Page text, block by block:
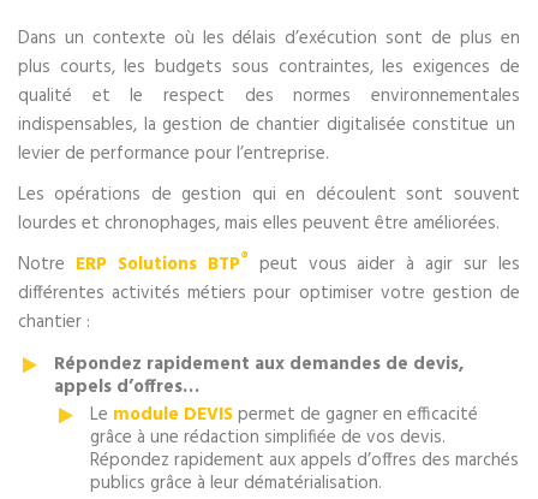
Dans un contexte où les délais d’exécution sont de plus en
plus courts, les budgets sous contraintes, les exigences de
qualité et le respect des normes environnementales
indispensables, la gestion de chantier digitalisée constitue un
levier de performance pour l’entreprise.
Les opérations de gestion qui en découlent sont souvent
lourdes et chronophages, mais elles peuvent être améliorées.
Notre ERP Solutions BTP® peut vous aider à agir sur les
différentes activités métiers pour optimiser votre gestion de
chantier :
Répondez rapidement aux demandes de devis,
appels d’offres…
Le module DEVISpermet de gagner en efficacité
grâce à une rédaction simplifiée de vos devis.
Répondez rapidement aux appels d’offres des marchés
publics grâce à leur dématérialisation.